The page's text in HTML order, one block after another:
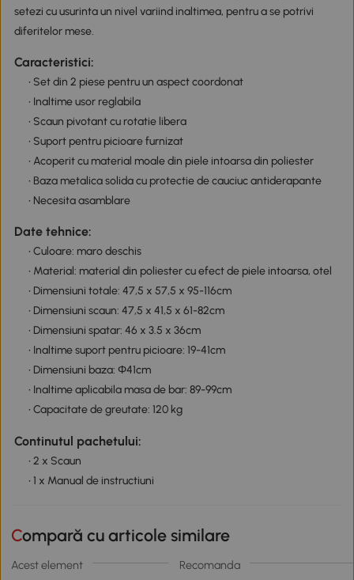
setezi cu usurinta un nivel variind inaltimea, pentru a se potrivi
diferitelor mese.
Caracteristici:
• Set din 2 piese pentru un aspect coordonat
• Inaltime usor reglabila
• Scaun pivotant cu rotatie libera
• Suport pentru picioare furnizat
• Acoperit cu material moale din piele intoarsa din poliester
• Baza metalica solida cu protectie de cauciuc antiderapante
• Necesita asamblare
Date tehnice:
• Culoare: maro deschis
• Material: material din poliester cu efect de piele intoarsa, otel
• Dimensiuni totale: 47,5 x 57,5 x 95-116cm
• Dimensiuni scaun: 47,5 x 41,5 x 61-82cm
• Dimensiuni spatar: 46 x 3.5 x 36cm
• Inaltime suport pentru picioare: 19-41cm
• Dimensiuni baza: Φ41cm
• Inaltime aplicabila masa de bar: 89-99cm
• Capacitate de greutate: 120 kg
Continutul pachetului:
• 2 x Scaun
• 1 x Manual de instructiuni
Compară cu articole similare
Acest element Recomanda